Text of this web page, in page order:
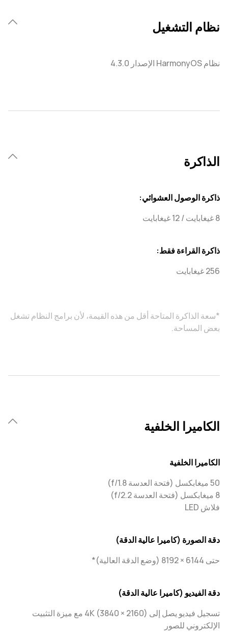
نظام التشغيل
نظام HarmonyOS الإصدار 4.3.0
الذاكرة
ذاكرة الوصول العشوائي:
8 غيغابايت / 12 غيغابايت
ذاكرة القراءة فقط:
256 غيغابايت
*سعة الذاكرة المتاحة أقل من هذه القيمة، لأن برامج النظام تشغل
بعض المساحة.
الكاميرا الخلفية
الكاميرا الخلفية
50 ميغابكسل (فتحة العدسة f/1.8)
8 ميغابكسل (فتحة العدسة f/2.2)
فلاش LED
دقة الصورة (كاميرا عالية الدقة)
حتى 6144 × 8192 (وضع الدقة العالية)*
دقة الفيديو (كاميرا عالية الدقة)
تسجيل فيديو يصل إلى 4K (3840 × 2160) مع ميزة التثبيت
الإلكتروني للصور